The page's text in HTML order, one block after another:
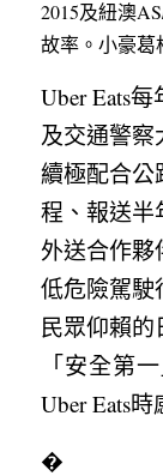
2015及紐澳
故率。小豪葛
Uber Eats
及交通警
續極配合公
程、報送半
外送合作
低危險駕駛
民眾仰賴的
「安全第
Uber Eats
�